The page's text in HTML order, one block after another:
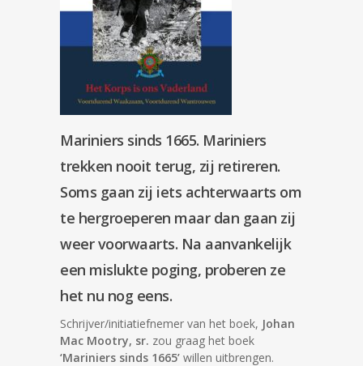
Mariniers sinds 1665. Mariniers
trekken nooit terug, zij retireren.
Soms gaan zij iets achterwaarts om
te hergroeperen maar dan gaan zij
weer voorwaarts. Na aanvankelijk
een mislukte poging, proberen ze
het nu nog eens.
Schrijver/initiatiefnemer van het boek, Johan
Mac Mootry, sr. zou graag het boek
‘Mariniers sinds 1665’ willen uitbrengen.